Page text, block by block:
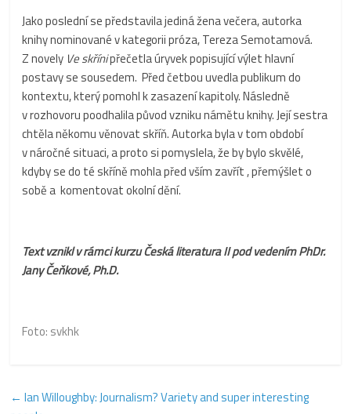
Jako poslední se představila jediná žena večera, autorka
knihy nominované v kategorii próza, Tereza Semotamová.
Z novely Ve skřínipřečetla úryvek popisující výlet hlavní
postavy se sousedem. Před četbou uvedla publikum do
kontextu, který pomohl k zasazení kapitoly. Následně
v rozhovoru poodhalila původ vzniku námětu knihy. Její sestra
chtěla někomu věnovat skříň. Autorka byla v tom období
v náročné situaci, a proto si pomyslela, že by bylo skvělé,
kdyby se do té skříně mohla před vším zavřít , přemýšlet o
sobě a komentovat okolní dění.
Text vznikl vrámci kurzuČeská literatura II pod vedením PhDr.
Jany Čeňkové, Ph.D.
Foto: svkhk
← Ian Willoughby: Journalism? Variety and super interesting